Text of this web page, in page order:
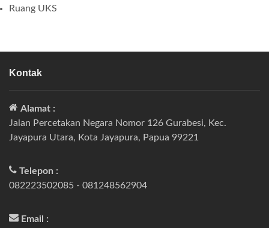
Ruang UKS
Kontak
Alamat :
Jalan Percetakan Negara Nomor 126 Gurabesi, Kec.
Jayapura Utara, Kota Jayapura, Papua 99221
Telepon :
082223502085 - 081248562904
Email :